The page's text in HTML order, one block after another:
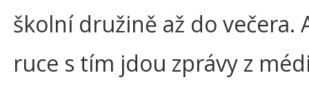
školní družině až do večera.
ruce s tím jdou zprávy z